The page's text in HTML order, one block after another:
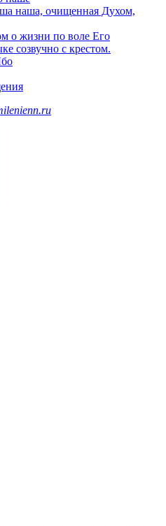
наша, очищенная Духом,
о жизни по воле Его
созвучно с крестом.